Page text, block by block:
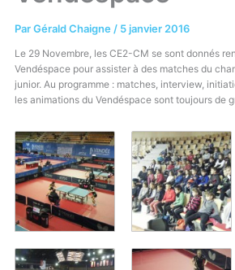
ParGérald Chaigne / 5 janvier 2016
Le 29 Novembre, les CE2-CM se sont donnés
Vendéspace pour assister à des matches du
junior. Au programme : matches, interview,
les animations du Vendéspace sont toujours de